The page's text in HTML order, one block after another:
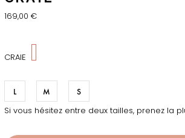
169,00 €
CRAIE
L M S
Si vous hésitez entre deux tailles, prenez la